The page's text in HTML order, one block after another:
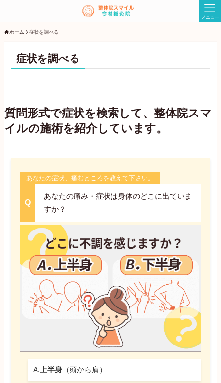
メニュー
ホーム 症状を調べる
症状を調べる
質問形式で症状を検索して、整体院スマ
イルの施術を紹介しています。
あなたの症状、痛むところを教えて下さい。
あなたの痛み・症状は身体のどこに出ていま
すか？
A. 上半身 （頭から肩）